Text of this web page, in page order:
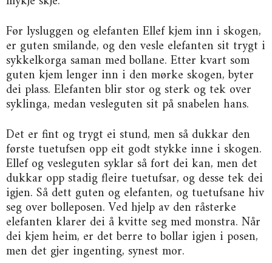
Før lysluggen og elefanten Ellef kjem inn i skogen,
er guten smilande, og den vesle elefanten sit trygt i
sykkelkorga saman med bollane. Etter kvart som
guten kjem lenger inn i den mørke skogen, byter
dei plass. Elefanten blir stor og sterk og tek over
syklinga, medan vesleguten sit på snabelen hans.
Det er fint og trygt ei stund, men så dukkar den
første tuetufsen opp eit godt stykke inne i skogen.
Ellef og vesleguten syklar så fort dei kan, men det
dukkar opp stadig fleire tuetufsar, og desse tek dei
igjen. Så dett guten og elefanten, og tuetufsane hiv
seg over bolleposen. Ved hjelp av den råsterke
elefanten klarer dei å kvitte seg med monstra. Når
dei kjem heim, er det berre to bollar igjen i posen,
men det gjer ingenting, synest mor.